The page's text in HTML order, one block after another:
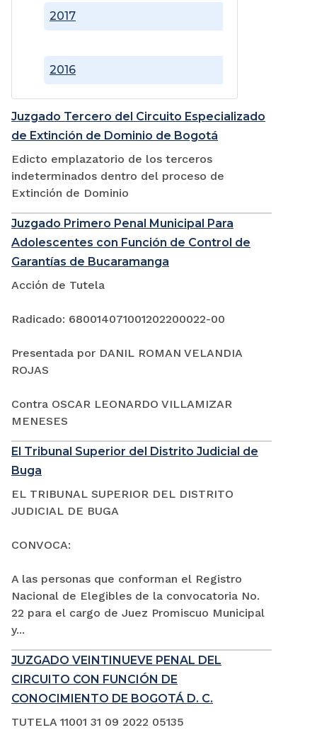
2016
2017
Juzgado Tercero del Circuito Especializado
de Extinción de Dominio de Bogotá
Edicto emplazatorio de los terceros
indeterminados dentro del proceso de
Extinción de Dominio
Juzgado Primero Penal Municipal Para
Adolescentes con Función de Control de
Garantías de Bucaramanga
Acción de Tutela
Radicado: 680014071001202200022-00
Presentada por DANIL ROMAN VELANDIA
ROJAS
Contra OSCAR LEONARDO VILLAMIZAR
MENESES
El Tribunal Superior del Distrito Judicial de
Buga
EL TRIBUNAL SUPERIOR DEL DISTRITO
JUDICIAL DE BUGA
CONVOCA:
A las personas que conforman el Registro
Nacional de Elegibles de la convocatoria No.
22 para el cargo de Juez Promiscuo Municipal
y...
JUZGADO VEINTINUEVE PENAL DEL
CIRCUITO CON FUNCIÓN DE
CONOCIMIENTO DE BOGOTÁ D. C.
TUTELA 11001 31 09 2022 05135